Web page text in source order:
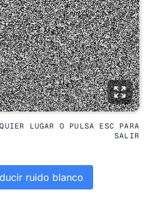
LUGAR O PULSA ESC PARA
SALIR
ruido blanco